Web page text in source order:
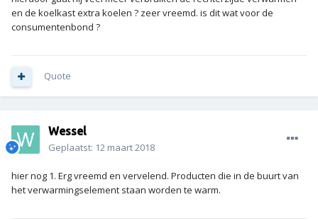
en de koelkast extra koelen ? zeer vreemd. is dit wat voor de
consumentenbond ?
Quote
Wessel
Geplaatst: 12 maart 2018
hier nog 1. Erg vreemd en vervelend. Producten die in de buurt van
het verwarmingselement staan worden te warm.